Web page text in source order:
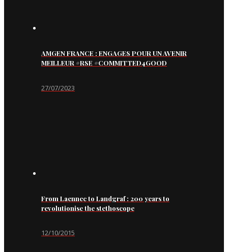
AMGEN FRANCE : ENGAGES POUR UN AVENIR
MEILLEUR #RSE #COMMITTED4GOOD
27/07/2023
From Laennec to Landgraf : 200 years to
revolutionise the stethoscope
12/10/2015